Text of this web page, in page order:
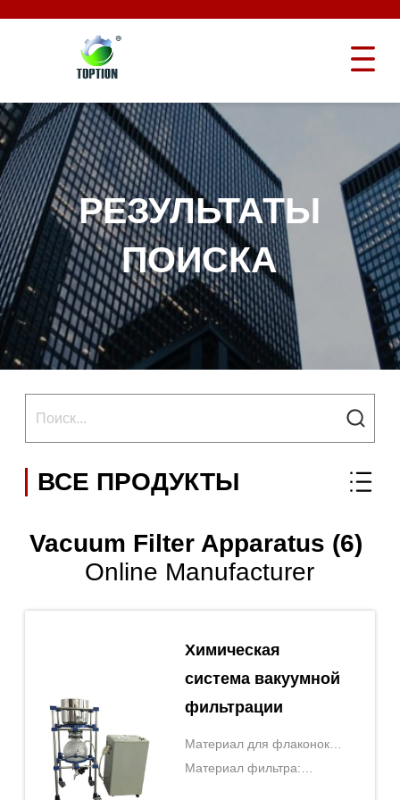
РЕЗУЛЬТАТЫ
ПОИСКА
ВСЕ ПРОДУКТЫ
Vacuum Filter Apparatus (6)
Online Manufacturer
Химическая
система вакуумной
фильтрации
Материал для флаконок
для сбора:
Материал фильтра: